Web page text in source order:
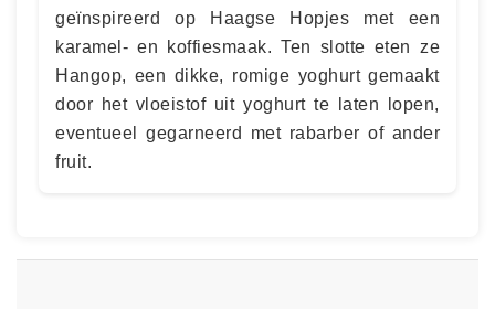
geïnspireerd op Haagse Hopjes met een
karamel- en koffiesmaak. Ten slotte eten ze
Hangop, een dikke, romige yoghurt gemaakt
door het vloeistof uit yoghurt te laten lopen,
eventueel gegarneerd met rabarber of ander
fruit.